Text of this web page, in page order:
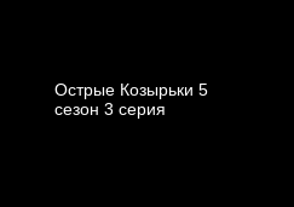
Острые Козырьки 5
cезон 3 cерия